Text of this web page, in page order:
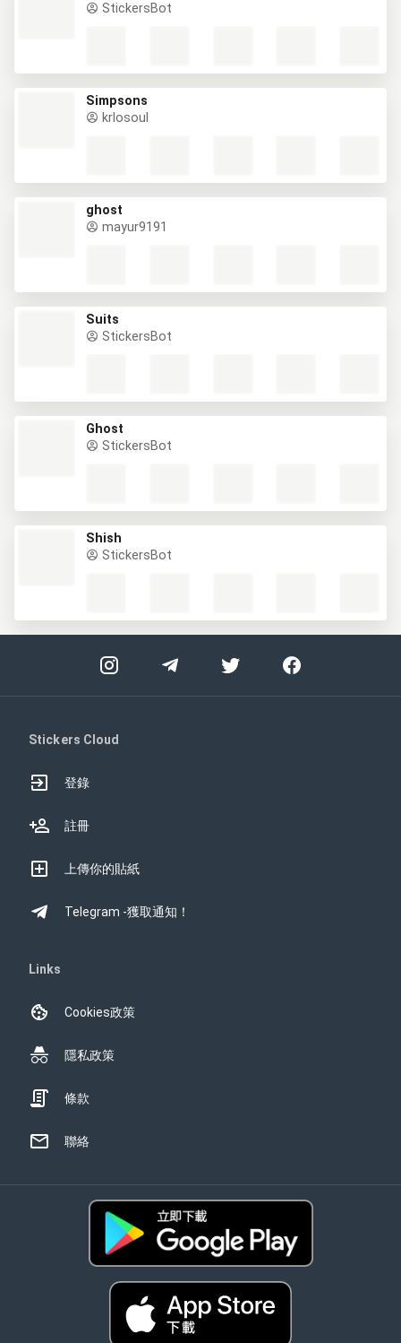
StickersBot
Simpsons
krlosoul
ghost
mayur9191
Suits
StickersBot
Ghost
StickersBot
Shish
StickersBot
Stickers Cloud
登錄
註冊
上傳你的貼紙
Telegram -獲取通知！
Links
Cookies政策
隱私政策
條款
聯絡